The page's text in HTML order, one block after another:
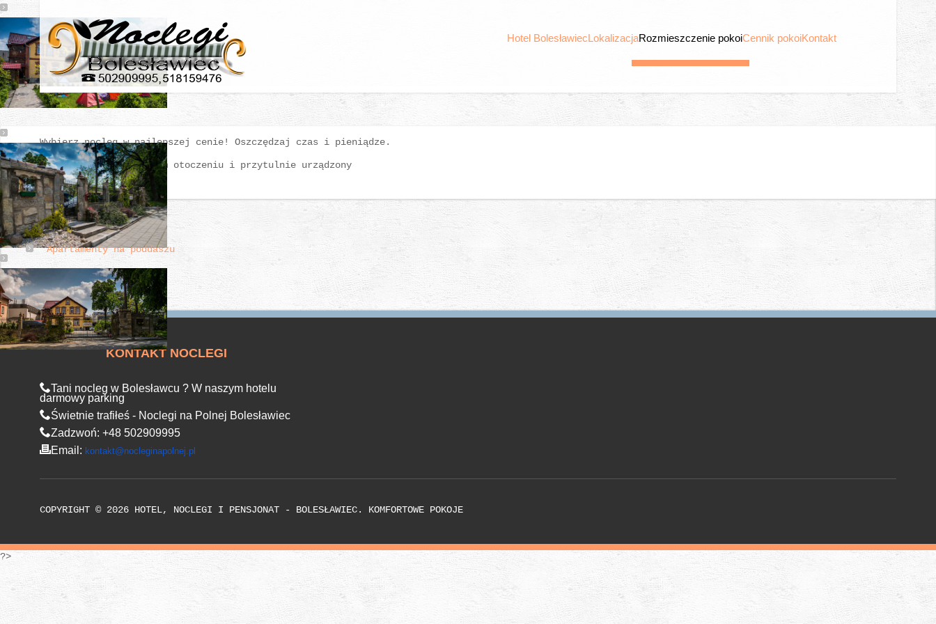
Hotel BolesławiecLokalizacjaRozmieszczenie pokoiCennik pokoiKontakt
Wybierz nocleg w najlepszej cenie! Oszczędzaj czas i pieniądze.
Bardzo wygodny w cichym otoczeniu i przytulnie urządzony
Apartamenty na poddaszu
KONTAKT NOCLEGI
Tani nocleg w Bolesławcu ? W naszym hotelu
darmowy parking
Świetnie trafiłeś - Noclegi na Polnej Bolesławiec
Zadzwoń: +48 502909995
Email: kontakt@nocleginapolnej.pl
COPYRIGHT © 2026 HOTEL, NOCLEGI I PENSJONAT - BOLESŁAWIEC. KOMFORTOWE POKOJE
?>